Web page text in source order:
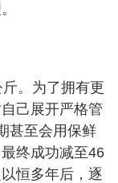
。为了拥有更
己展开严格管
甚至会用保鲜
终成功减至46
恒多年后，逐